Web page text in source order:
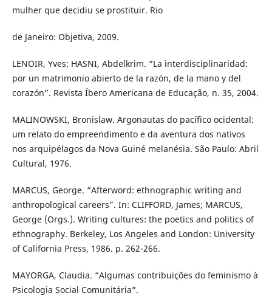
mulher que decidiu se prostituir. Rio
de Janeiro: Objetiva, 2009.
LENOIR, Yves; HASNI, Abdelkrim. “La interdisciplinaridad:
por un matrimonio abierto de la razón, de la mano y del
corazón”. Revista Íbero Americana de Educação, n. 35, 2004.
MALINOWSKI, Bronislaw. Argonautas do pacífico ocidental:
um relato do empreendimento e da aventura dos nativos
nos arquipélagos da Nova Guiné melanésia. São Paulo: Abril
Cultural, 1976.
MARCUS, George. “Afterword: ethnographic writing and
anthropological careers”. In: CLIFFORD, James; MARCUS,
George (Orgs.). Writing cultures: the poetics and politics of
ethnography. Berkeley, Los Angeles and London: University
of California Press, 1986. p. 262-266.
MAYORGA, Claudia. “Algumas contribuições do feminismo à
Psicologia Social Comunitária”.